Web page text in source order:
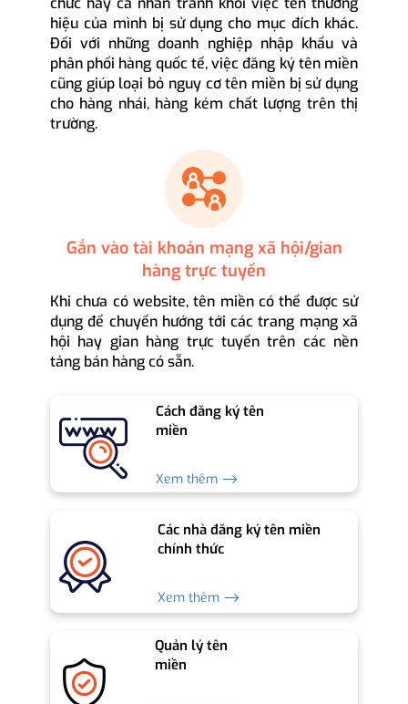
hiệu của mình bị sử dụng cho mục đích khác.
Đối với những doanh nghiệp nhập khẩu và
phân phối hàng quốc tế, việc đăng ký tên miền
cũng giúp loại bỏ nguy cơ tên miền bị sử dụng
cho hàng nhái, hàng kém chất lượng trên thị
trường.
Gắn vào tài khoản mạng xã hội/gian
hàng trực tuyến
Khi chưa có website, tên miền có thể được sử
dụng để chuyển hướng tới các trang mạng xã
hội hay gian hàng trực tuyến trên các nền
tảng bán hàng có sẵn.
Cách đăng ký tên
miền
Xem thêm ⟶
Các nhà đăng ký tên miền
chính thức
Xem thêm ⟶
Quản lý tên
miền